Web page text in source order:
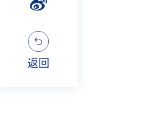
返回